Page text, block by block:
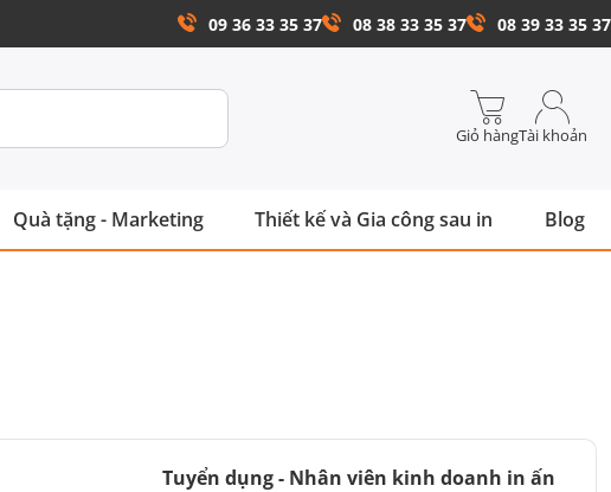
09 36 33 35 37 08 38 33 35 37 08 39 33 35 37
Giỏ hàngTài khoản
Quà tặng - Marketing Thiết kế và Gia công sau in Blog
Tuyển dụng - Nhân viên kinh doanh in ấn